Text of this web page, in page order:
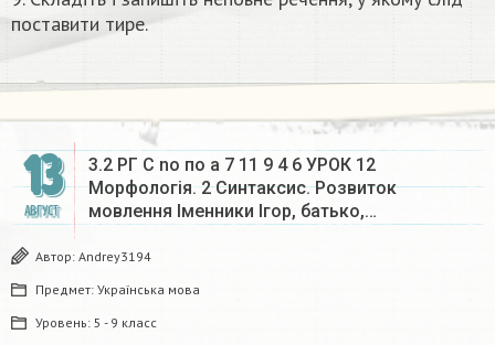
поставити тире.​
13
АВГУСТ
3.2 РГ C no по а 7 11 9 4 6 УРОК 12
Морфологія. 2 Синтаксис. Розвиток
мовлення Іменники Ігор, батько,…
Автор: Andrey3194
Предмет: Українська мова
Уровень: 5 - 9 класс